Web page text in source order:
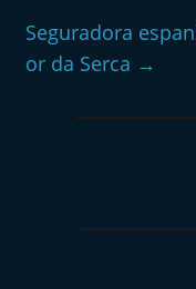
Seguradora
or da Serca →